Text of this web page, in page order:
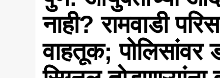
नाही? रामवाडी
वाहतूक;